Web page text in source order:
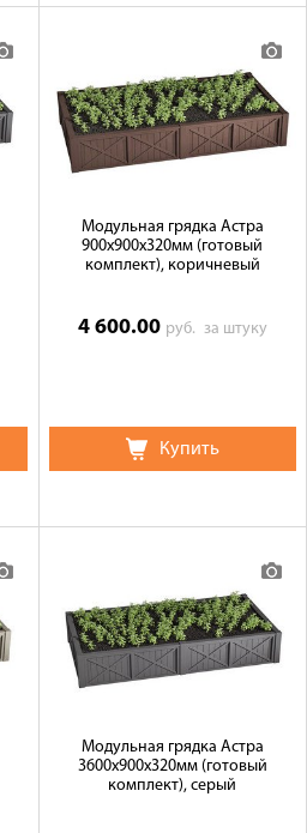
Модульная грядка Астра
900x900x320мм (готовый
комплект), коричневый
4 600.00 руб. за штуку
Купить
Модульная грядка Астра
3600x900x320мм (готовый
комплект), серый